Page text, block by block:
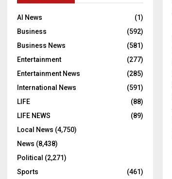
AI News
(1)
Business
(592)
Business News
(581)
Entertainment
(277)
Entertainment News
(285)
International News
(591)
LIFE
(88)
LIFE NEWS
(89)
Local News (4,750)
News (8,438)
Political (2,271)
Sports
(461)